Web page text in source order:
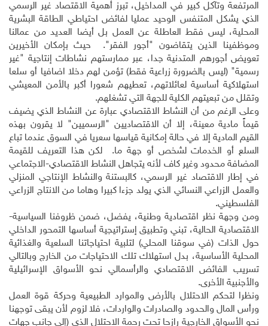
المرتفعة وتآكل كبير في المداخيل، تبرز أهمية الاقتصاد غير الرسمي
الذي يشكل المتنفس الوحيد عمليا لفائض احتياطي الطاقة البشرية
المحلية، ليس فقط العاطلة عن العمل بل أيضا العديد من عمالنا
وموظفينا الذين يتقاضون "أجور الفقر". حيث بإمكان الأخيرين
تعويض أجورهم المتدنية جدا، عبر ممارستهم نشاطات إنتاجية "غير
رسمية" (ليس بالضرورة زراعية فقط) تؤمن لهم دخلا اضافيا أو سلعا
استهلاكية أساسية لعائلاتهم، تعطيهم شعورا أكبر بالأمن المعيشي
وتقلل من تبعيتهم الكلية للجهة التي تشغلهم.
وعلى الرغم من أن النشاط الاقتصادي عبارة عن النشاط الذي يضيف
قيماً مادية معينة، إلا أن الاقتصاديين "الرسميين" لا يقرون بهذه
القيم المادية إلا في حالة إمكانية قياسها سعريا في السوق عندما تباع
السلع أو الخدمات لشخص أو جهة ما. لكن هذا التعريف للقيمة
المضافة محدود وغير كاف لأنه يتجاهل النشاط الاقتصادي-الاجتماعي
في إطار الاقتصاد غير الرسمي، كالبستنة والنشاط الإنتاجي المنزلي
والعمل الزراعي النسائي الذي يولد جزءا كبيرا وهاما من الانتاج الزراعي
الفلسطيني.
ومن وجهة نظر اقتصادية وطنية، يفضل، ضمن ظروفنا السياسية-
الاقتصادية الحالية، تبني وتطبيق إستراتيجية أساسها التمحور الداخلي
حول الذات (في سوقنا المحلي) لتلبية احتياجاتنا السلعية والغذائية
المحلية الأساسية، بدل استهلاك تلك الاحتياجات من الخارج وبالتالي
تسريب الفائض الاقتصادي والرأسمالي نحو الأسواق الإسرائيلية
والأجنبية الأخرى.
ونظرا لتحكم الاحتلال بالأرض والموارد الطبيعية وحركة قوة العمل
ورأس المال والحدود والصادرات والواردات، فلا لزوم لأن يبقى توجهنا
نحو الأسواق الخارجية رازحا تحت رحمة الاحتلال الذي (إلى جانب جهات